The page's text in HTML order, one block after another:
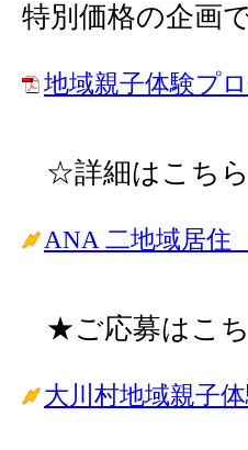
特別価格の企画で
地域親子体験プ
☆詳細はこちら
ANA 二地域居住
★ご応募はこ
大川村地域親子